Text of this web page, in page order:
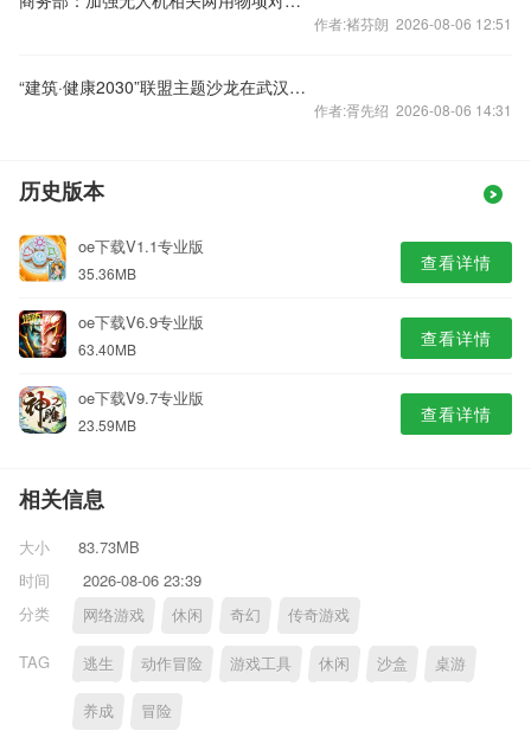
作者:褚芬朗 2026-08-06 12:51
“建筑·健康2030”联盟主题沙龙在武汉举办
作者:胥先绍 2026-08-06 14:31
历史版本
oe下载V1.1专业版
35.36MB 查看详情
oe下载V6.9专业版
63.40MB 查看详情
oe下载V9.7专业版
23.59MB 查看详情
相关信息
大小
83.73MB
时间
2026-08-06 23:39
分类
网络游戏 休闲 奇幻 传奇游戏
TAG 逃生 动作冒险 游戏工具 休闲 沙盒 桌游
养成 冒险